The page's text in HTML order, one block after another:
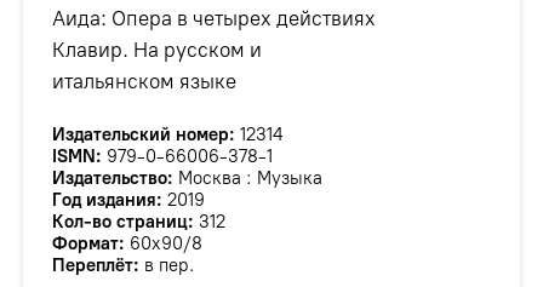
Аида: Опера в четырех действиях
Клавир. На русском и
итальянском языке
Издательский номер: 12314
ISMN: 979-0-66006-378-1
Издательство: Москва : Музыка
Год издания: 2019
Кол-во страниц: 312
Формат: 60х90/8
Переплёт: в пер.